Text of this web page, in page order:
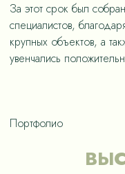
За этот срок был
специалистов,
крупных объектов, а
увенчались
Портфолио